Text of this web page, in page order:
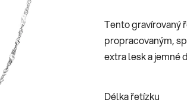
0,0
z
5
Tento gravírovaný
propracovaným,
extra lesk a jemné
Délka řetízku